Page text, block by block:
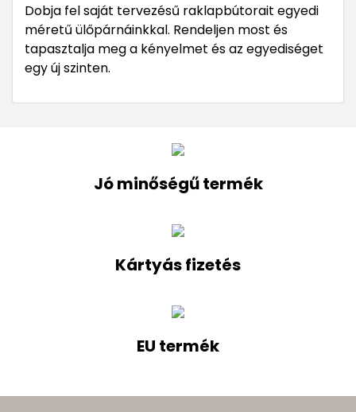
Dobja fel saját tervezésű raklapbútorait egyedi
méretű ülőpárnáinkkal. Rendeljen most és
tapasztalja meg a kényelmet és az egyediséget
egy új szinten.
Jó minőségű termék
Kártyás fizetés
EU termék